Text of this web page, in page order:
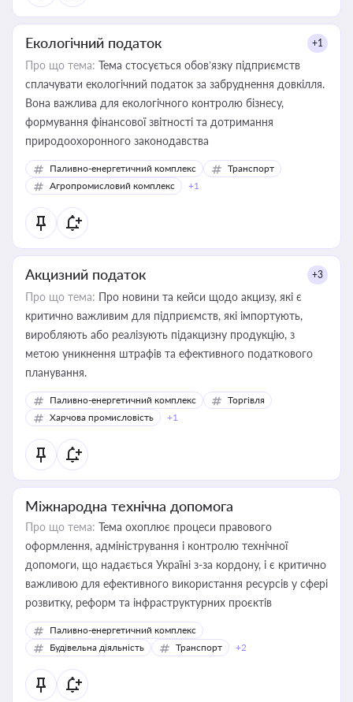
Екологічний податок +1
Про що тема: Тема стосується обов’язку підприємств
сплачувати екологічний податок за забруднення довкілля.
Вона важлива для екологічного контролю бізнесу,
формування фінансової звітності та дотримання
природоохоронного законодавства
Паливно-енергетичний комплекс
Транспорт
Агропромисловий комплекс
+1
Акцизний податок +3
Про що тема: Про новини та кейси щодо акцизу, які є
критично важливим для підприємств, які імпортують,
виробляють або реалізують підакцизну продукцію, з
метою уникнення штрафів та ефективного податкового
планування.
Паливно-енергетичний комплекс
Торгівля
Харчова промисловість
+1
Міжнародна технічна допомога
Про що тема: Тема охоплює процеси правового
оформлення, адміністрування і контролю технічної
допомоги, що надається Україні з-за кордону, і є критично
важливою для ефективного використання ресурсів у сфері
розвитку, реформ та інфраструктурних проєктів
Паливно-енергетичний комплекс
Будівельна діяльність
Транспорт +2